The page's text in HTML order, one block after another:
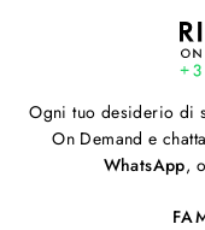
Ogni tuo desiderio di
On Demand e
WhatsApp,